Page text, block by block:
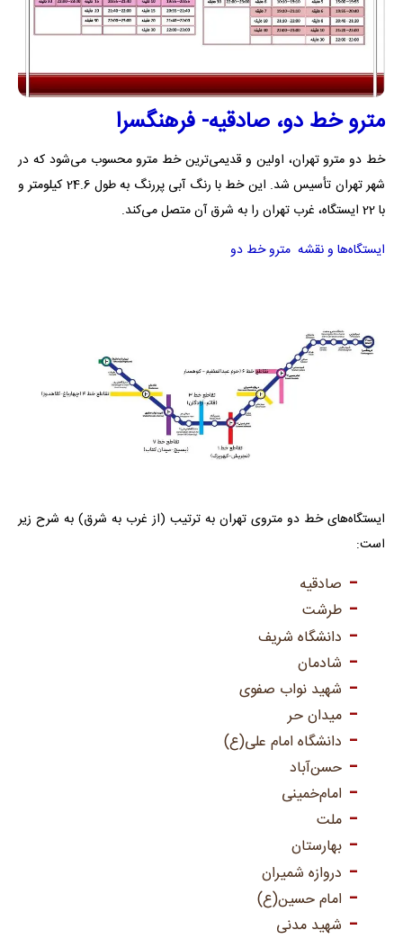
مترو خط دو، صادقیه- فرهنگسرا
خط دو مترو تهران، اولین و قدیمی‌ترین خط مترو محسوب می‌شود که در
شهر تهران تأسیس شد. این خط با رنگ آبی پررنگ به طول 24.6 کیلومتر و
با 22 ایستگاه، غرب تهران را به شرق آن متصل می‌کند.
ایستگاه‌ها و نقشه مترو خط دو
ایستگاه‌های خط دو متروی تهران به ترتیب (از غرب به شرق) به شرح زیر
است:
صادقیه
طرشت
دانشگاه شریف
شادمان
شهید نواب صفوی
میدان حر
دانشگاه امام علی(ع)
حسن‌آباد
امام‌خمینی
ملت
بهارستان
دروازه شمیران
امام حسین(ع)
شهید مدنی